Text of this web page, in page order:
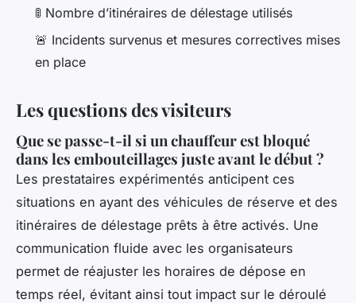
🚦 Nombre d’itinéraires de délestage utilisés
🚨 Incidents survenus et mesures correctives mises
en place
Les questions des visiteurs
Que se passe-t-il si un chauffeur est bloqué
dans les embouteillages juste avant le début ?
Les prestataires expérimentés anticipent ces
situations en ayant des véhicules de réserve et des
itinéraires de délestage prêts à être activés. Une
communication fluide avec les organisateurs
permet de réajuster les horaires de dépose en
temps réel, évitant ainsi tout impact sur le déroulé